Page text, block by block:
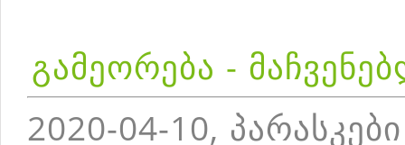
გამეორება -
2020-04-10, პარასკები